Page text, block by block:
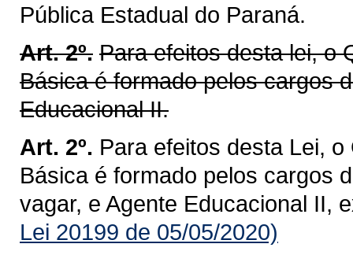
Pública Estadual do Paraná.
Art. 2º. Para efeitos desta lei, o
Básica é formado pelos cargos
Educacional II.
Art. 2º. Para efeitos desta Lei,
Básica é formado pelos cargos
vagar, e Agente Educacional II,
Lei 20199 de 05/05/2020)